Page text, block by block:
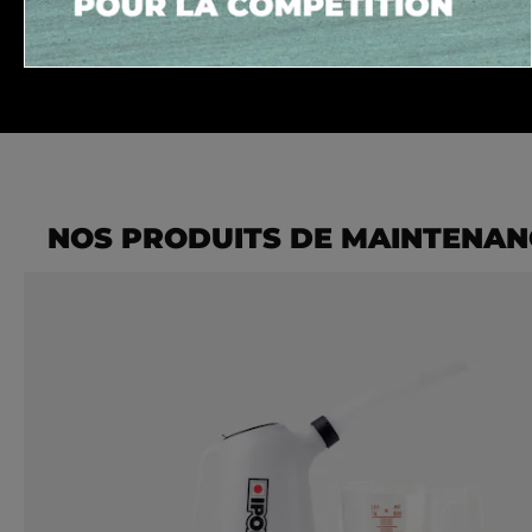
NOS PRODUITS DE